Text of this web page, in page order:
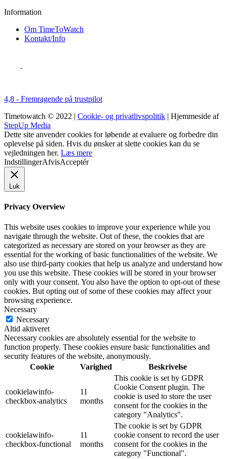
Information
Om TimeToWatch
Kontakt/Info
4,8 - Fremragende på trustpilot
Timetowatch © 2022 | Cookie- og privatlivspolitik | Hjemmeside af
StepUp Media
Dette site anvender cookies for løbende at evaluere og forbedre din
oplevelse på siden. Hvis du ønsker at slette cookies kan du se
vejledningen her. Læs mere
IndstillingerAfvisAcceptér
Luk
Privacy Overview
This website uses cookies to improve your experience while you
navigate through the website. Out of these, the cookies that are
categorized as necessary are stored on your browser as they are
essential for the working of basic functionalities of the website. We
also use third-party cookies that help us analyze and understand how
you use this website. These cookies will be stored in your browser
only with your consent. You also have the option to opt-out of these
cookies. But opting out of some of these cookies may affect your
browsing experience.
Necessary
Necessary
Altid aktiveret
Necessary cookies are absolutely essential for the website to
function properly. These cookies ensure basic functionalities and
security features of the website, anonymously.
Cookie
Varighed Beskrivelse
cookielawinfo-
checkbox-analytics
11
months
This cookie is set by GDPR
Cookie Consent plugin. The
cookie is used to store the user
consent for the cookies in the
category "Analytics".
cookielawinfo-
checkbox-functional
11
months
The cookie is set by GDPR
cookie consent to record the user
consent for the cookies in the
category "Functional".